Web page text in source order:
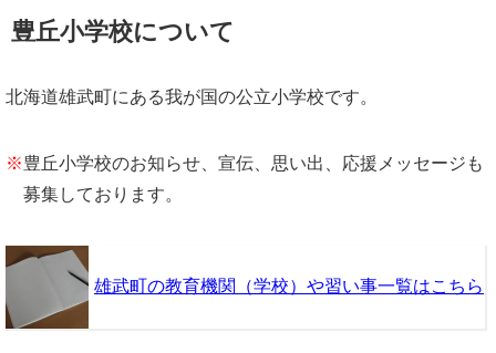
豊丘小学校について
北海道雄武町にある我が国の公立小学校です。
※豊丘小学校のお知らせ、宣伝、思い出、応援メッセージも
募集しております。
雄武町の教育機関（学校）や習い事一覧はこちら